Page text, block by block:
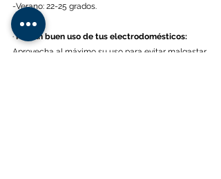
-Verano: 22-25 grados.
· Haz un buen uso de tus electrodomésticos:
Aprovecha al máximo su uso para evitar malgastar